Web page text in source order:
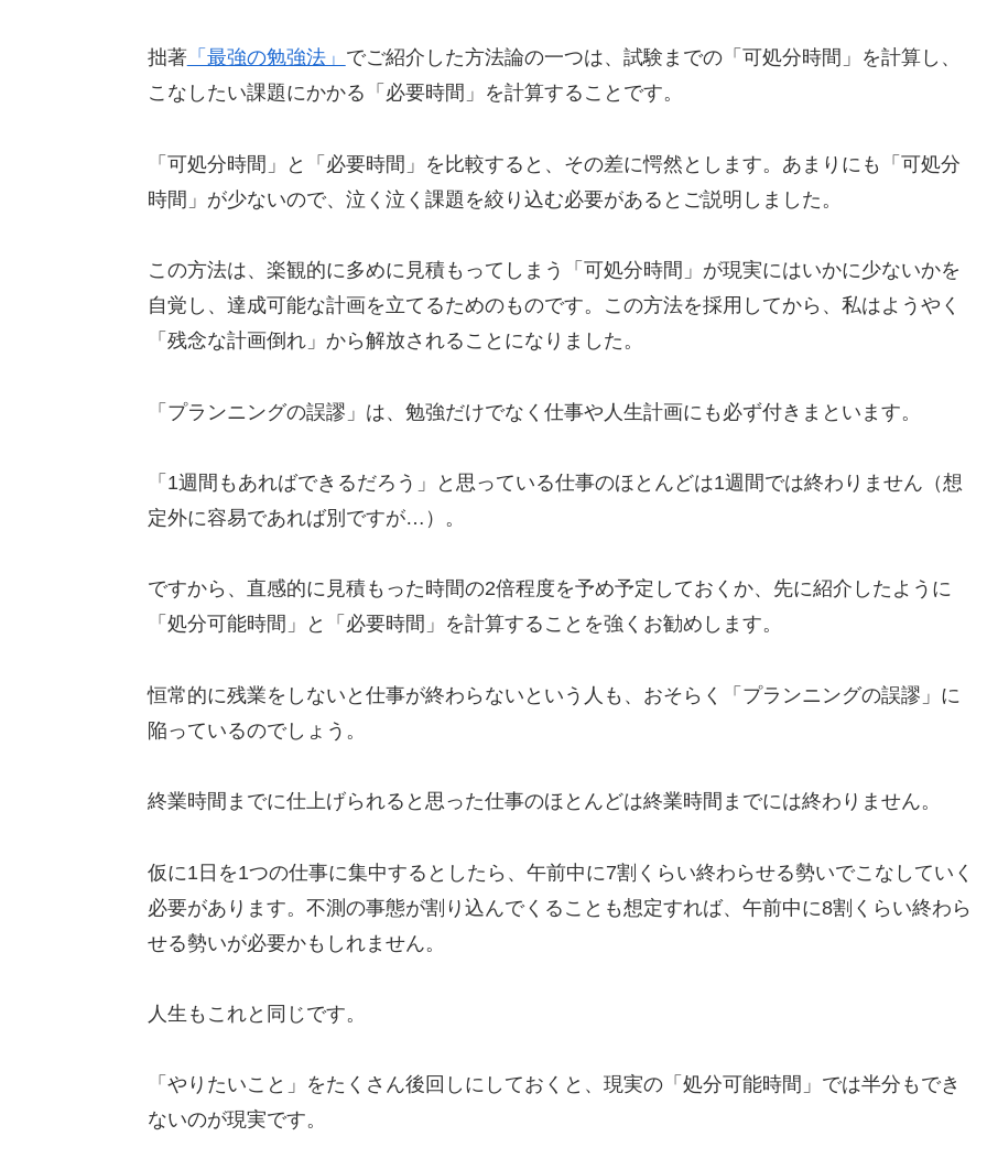
拙著「最強の勉強法」 でご紹介した方法論の一つは、試験までの「可処分時間」を計算し、
こなしたい課題にかかる「必要時間」を計算することです。
「可処分時間」と「必要時間」を比較すると、その差に愕然とします。あまりにも「可処分
時間」が少ないので、泣く泣く課題を絞り込む必要があるとご説明しました。
この方法は、楽観的に多めに見積もってしまう「可処分時間」が現実にはいかに少ないかを
自覚し、達成可能な計画を立てるためのものです。この方法を採用してから、私はようやく
「残念な計画倒れ」から解放されることになりました。
「プランニングの誤謬」は、勉強だけでなく仕事や人生計画にも必ず付きまといます。
「1週間もあればできるだろう」と思っている仕事のほとんどは1週間では終わりません（想
定外に容易であれば別ですが…）。
ですから、直感的に見積もった時間の2倍程度を予め予定しておくか、先に紹介したように
「処分可能時間」と「必要時間」を計算することを強くお勧めします。
恒常的に残業をしないと仕事が終わらないという人も、おそらく「プランニングの誤謬」に
陥っているのでしょう。
終業時間までに仕上げられると思った仕事のほとんどは終業時間までには終わりません。
仮に1日を1つの仕事に集中するとしたら、午前中に7割くらい終わらせる勢いでこなしていく
必要があります。不測の事態が割り込んでくることも想定すれば、午前中に8割くらい終わら
せる勢いが必要かもしれません。
人生もこれと同じです。
「やりたいこと」をたくさん後回しにしておくと、現実の「処分可能時間」では半分もでき
ないのが現実です。